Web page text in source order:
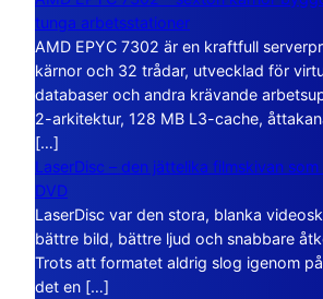
tunga arbetsstationer
AMD EPYC 7302 är en kraftfull
kärnor och 32 trådar, utvecklad för
databaser och andra krävande
2-arkitektur, 128 MB L3-cache,
[…]
LaserDisc – den jättelika filmskivan
DVD
LaserDisc var den stora, blanka
bättre bild, bättre ljud och snabbare
Trots att formatet aldrig slog igenom
det en […]